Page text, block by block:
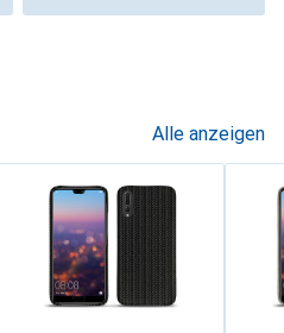
Alle anzeigen